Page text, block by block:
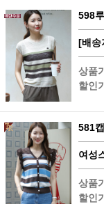
598
[배송
상품
할인
581
여성
상품
할인